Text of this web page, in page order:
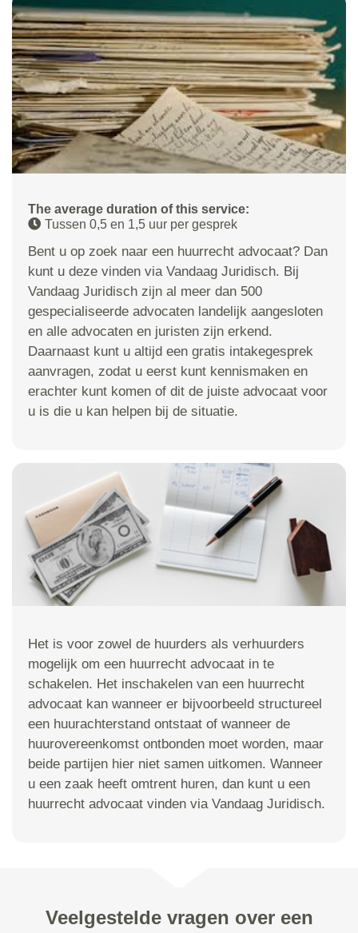
The average duration of this service:
Tussen 0,5 en 1,5 uur per gesprek
Bent u op zoek naar een huurrecht advocaat? Dan
kunt u deze vinden via Vandaag Juridisch. Bij
Vandaag Juridisch zijn al meer dan 500
gespecialiseerde advocaten landelijk aangesloten
en alle advocaten en juristen zijn erkend.
Daarnaast kunt u altijd een gratis intakegesprek
aanvragen, zodat u eerst kunt kennismaken en
erachter kunt komen of dit de juiste advocaat voor
u is die u kan helpen bij de situatie.
Het is voor zowel de huurders als verhuurders
mogelijk om een huurrecht advocaat in te
schakelen. Het inschakelen van een huurrecht
advocaat kan wanneer er bijvoorbeeld structureel
een huurachterstand ontstaat of wanneer de
huurovereenkomst ontbonden moet worden, maar
beide partijen hier niet samen uitkomen. Wanneer
u een zaak heeft omtrent huren, dan kunt u een
huurrecht advocaat vinden via Vandaag Juridisch.
Veelgestelde vragen over een